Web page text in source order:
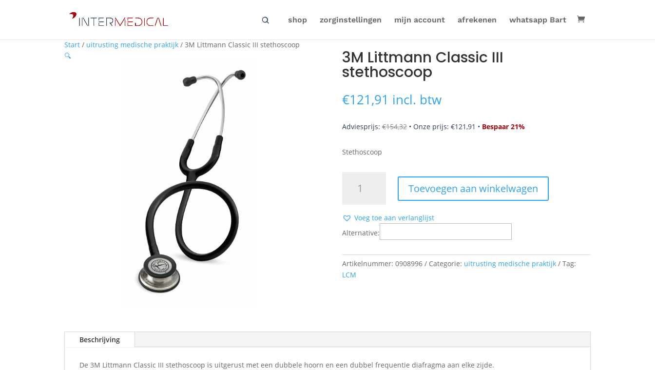
shop zorginstellingen mijn account afrekenen whatsapp Bart
Start / uitrusting medische praktijk / 3M Littmann Classic III stethoscoop
🔍
3M Littmann Classic III
stethoscoop
€121,91 incl. btw
Adviesprijs:€154,32• Onze prijs: €121,91 • Bespaar 21%
Stethoscoop
Littmann
stethoscoop
aantal
Toevoegen aan winkelwagen
Voeg toe aan verlanglijst
Alternative:
Artikelnummer: 0908996 Categorie: uitrusting medische praktijk
Tag:
LCM
Beschrijving
De 3M Littmann Classic III stethoscoop is uitgerust met een dubbele hoorn en een dubbel frequentie diafragma aan elke zijde.